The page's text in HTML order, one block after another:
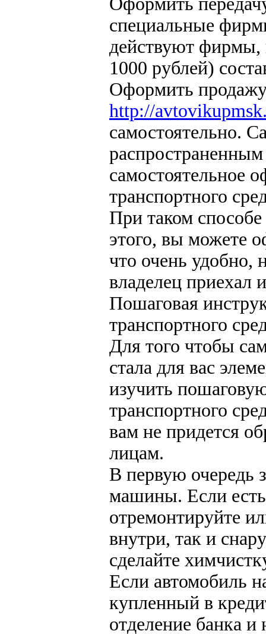
специальные
действуют фирмы,
1000 рублей)
Оформить
http://
самостоятельно.
самостоятельное
транспортного
При таком
этого, вы можете
что очень удобно,
владелец приехал
Пошаговая
транспортного
Для того чтобы
стала для вас
изучить
транспортного
вам не придется
лицам.
В первую очередь
машины. Если
отремонтируйте
внутри, так и
сделайте
Если автомобиль
купленный в
отделение банка и